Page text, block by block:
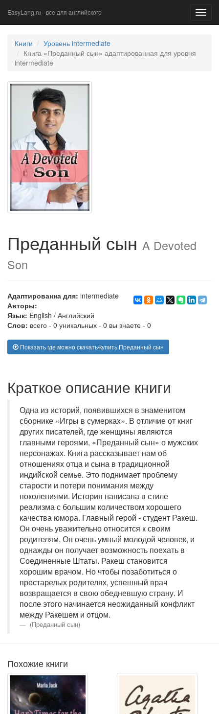
EasyLang.ru - все для английского
Книги
Уровень intermediate
Книга «Преданный сын» адаптированная для уровня
intermediate
Преданный сын A Devoted
Son
Адаптированна для: intermediate
Авторы:
Язык: English / Английский
Слов: всего - 0 уникальных - 0 вы знаете - 0
Показать где можно скачать/купить Преданный сын
Краткое описание книги
Одна из историй, появившихся в знаменитом
сборнике «Игры в сумерках». В отличие от книг
других писателей, где женщины являются
главными героями, «Преданный сын» о мужских
персонажах. Книга рассказывает нам об
отношениях отца и сына в традиционной
индийской семье. Это поднимает проблему
старости и потери понимания между
поколениями. История написана в стиле
реализма с большим количеством хорошего
качества юмора. Главный герой - студент Ракеш.
Он очень уважительно относится к своим
родителям. Он очень умный молодой человек, и
однажды он получает возможность поехать в
Соединенные Штаты. Ракеш становится
хорошим врачом. Но чтобы позаботиться о
престарелых родителях, успешный врач
возвращается в свою обедневшую страну. И
после этого начинается неожиданный конфликт
между Ракешем и отцом.
(Преданный сын)
Похожие книги